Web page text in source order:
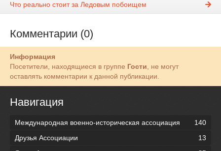
Что реально стоит за Ледовым побоищем
Комментарии (0)
Информация
Посетители, находящиеся в группе Гости , не могут
оставлять комментарии к данной публикации.
Навигация
Международная военно-историческая ассоциация
140
Друзья Ассоциации
13